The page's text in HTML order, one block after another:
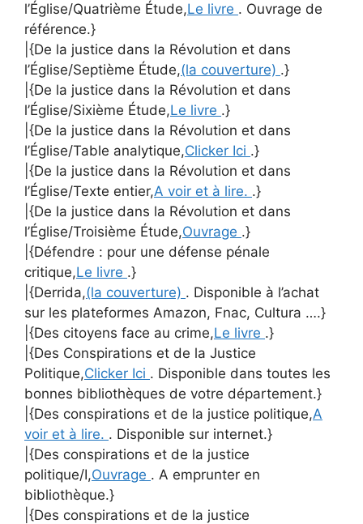
l’Église/Quatrième Étude,Le livre . Ouvrage de
référence.}
|{De la justice dans la Révolution et dans
l’Église/Septième Étude,(la couverture) .}
|{De la justice dans la Révolution et dans
l’Église/Sixième Étude,Le livre .}
|{De la justice dans la Révolution et dans
l’Église/Table analytique,Clicker Ici .}
|{De la justice dans la Révolution et dans
l’Église/Texte entier,A voir et à lire. .}
|{De la justice dans la Révolution et dans
l’Église/Troisième Étude,Ouvrage .}
|{Défendre : pour une défense pénale
critique,Le livre .}
|{Derrida,(la couverture) . Disponible à l’achat
sur les plateformes Amazon, Fnac, Cultura ….}
|{Des citoyens face au crime,Le livre .}
|{Des Conspirations et de la Justice
Politique,Clicker Ici . Disponible dans toutes les
bonnes bibliothèques de votre département.}
|{Des conspirations et de la justice politique,A
voir et à lire. . Disponible sur internet.}
|{Des conspirations et de la justice
politique/I,Ouvrage . A emprunter en
bibliothèque.}
|{Des conspirations et de la justice